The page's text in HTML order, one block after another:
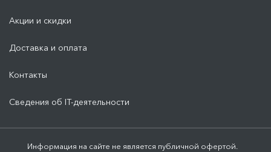
Акции и скидки
Доставка и оплата
Контакты
Сведения об IT-деятельности
Информация на сайте не является публичной офертой.